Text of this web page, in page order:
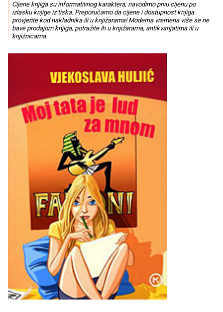
Cijene knjiga su informativnog karaktera, navodimo prvu cijenu po
izlasku knjige iz tiska. Preporučamo da cijene i dostupnost knjiga
provjerite kod nakladnika ili u knjižarama! Moderna vremena više se ne
bave prodajom knjiga, potražite ih u knjižarama, antikvarijatima ili u
knjižnicama.